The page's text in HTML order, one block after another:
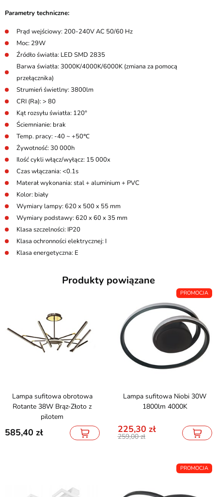
Parametry techniczne:
Prąd wejściowy: 200-240V AC 50/60 Hz
Moc: 29W
Źródło światła: LED SMD 2835
Barwa światła: 3000K/4000K/6000K (zmiana za pomocą
przełącznika)
Strumień świetlny: 3800lm
CRI (Ra): > 80
Kąt rozsyłu światła: 120°
Ściemnianie: brak
Temp. pracy: -40 ~ +50℃
Żywotność: 30 000h
Ilość cykli włącz/wyłącz: 15 000x
Czas włączania: <0.1s
Materał wykonania: stal + aluminium + PVC
Kolor: biały
Wymiary lampy: 620 x 500 x 55 mm
Wymiary podstawy: 620 x 60 x 35 mm
Klasa szczelności: IP20
Klasa ochronności elektrycznej: I
Klasa energetyczna: E
Produkty powiązane
Lampa sufitowa obrotowa
Rotante 38W Brąz-Złoto z
pilotem
585,40
PROMOCJA
Lampa sufitowa Niobi 30W
1800lm 4000K
225,30
259,00
PROMOCJA